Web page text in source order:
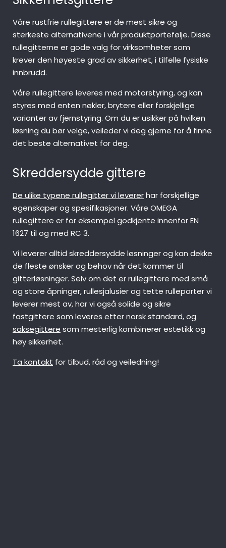
Våre rustfrie rullegittere er de mest sikre og
sterkeste alternativene i vår produktportefølje. Disse
rullegitterne er gode valg for virksomheter som
krever den høyeste grad av sikkerhet, i tilfelle fysiske
innbrudd.
Våre rullegittere leveres med motorstyring, og kan
styres med enten nøkler, brytere eller forskjellige
varianter av fjernstyring. Om du er usikker på hvilken
løsning du bør velge, veileder vi deg gjerne for å finne
det beste alternativet for deg.
Skreddersydde gittere
De ulike typene rullegitter vi levererhar forskjellige
egenskaper og spesifikasjoner. Våre OMEGA
rullegittere er for eksempel godkjente innenfor EN
1627 til og med RC 3.
Vi leverer alltid skreddersydde løsninger og kan dekke
de fleste ønsker og behov når det kommer til
gitterløsninger. Selv om det er rullegittere med små
og store åpninger, rullesjalusier og tette rulleporter vi
leverer mest av, har vi også solide og sikre
fastgittere som leveres etter norsk standard, og
saksegittere som mesterlig kombinerer estetikk og
høy sikkerhet.
Ta kontakt for tilbud, råd og veiledning!